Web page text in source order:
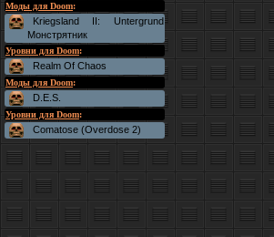
Моды для Doom:
Kriegsland II: Untergrund
Монстрятник
Уровни для Doom:
Realm Of Chaos
Моды для Doom:
D.E.S.
Уровни для Doom:
Comatose (Overdose 2)